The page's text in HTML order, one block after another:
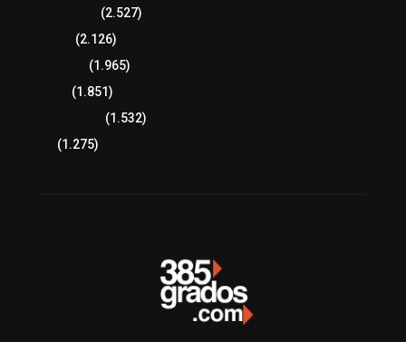
(2.527)
(2.126)
(1.965)
(1.851)
(1.532)
(1.275)